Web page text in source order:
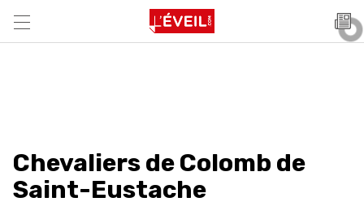
Chevaliers de Colomb de
Saint-Eustache